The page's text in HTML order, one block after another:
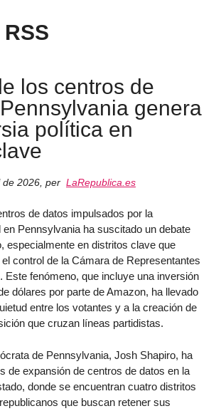
los centros de
genera
política en
de 2026 per LaRepublica.es
de datos impulsados por la
en Pennsylvania ha suscitado un debate
especialmente en distritos clave que
control de la Cámara de Representantes
Este fenómeno, que incluye una inversión
dólares por parte de Amazon, ha llevado
entre los votantes y a la creación de
que cruzan líneas partidistas.
de Pennsylvania, Josh Shapiro, ha
de expansión de centros de datos en la
donde se encuentran cuatro distritos
que buscan retener sus